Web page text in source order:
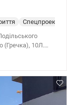
Спецпроект
(Гречка), 10Л.
цегл. Будинок #7
відкритий
гіпсовою
вікнами,